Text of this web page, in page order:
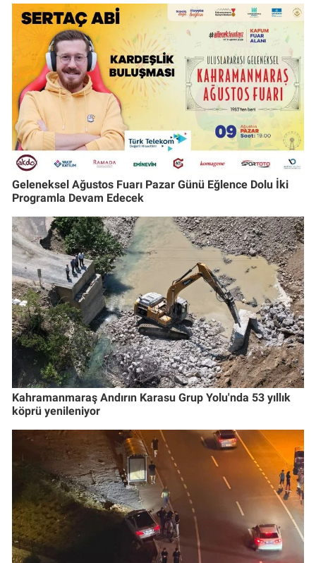
Geleneksel Ağustos Fuarı Pazar Günü Eğlence Dolu İki
Programla Devam Edecek
Kahramanmaraş Andırın Karasu Grup Yolu'nda 53 yıllık
köprü yenileniyor